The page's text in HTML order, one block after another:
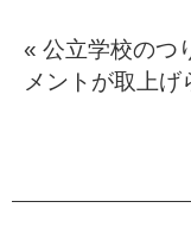
« 公立学校のつ
メントが取上げ